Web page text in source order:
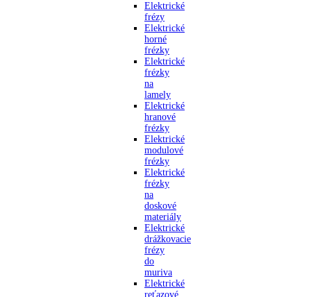
Elektrické
frézy
Elektrické
horné
frézky
Elektrické
frézky
na
lamely
Elektrické
hranové
frézky
Elektrické
modulové
frézky
Elektrické
frézky
na
doskové
materiály
Elektrické
drážkovacie
frézy
do
muriva
Elektrické
reťazové